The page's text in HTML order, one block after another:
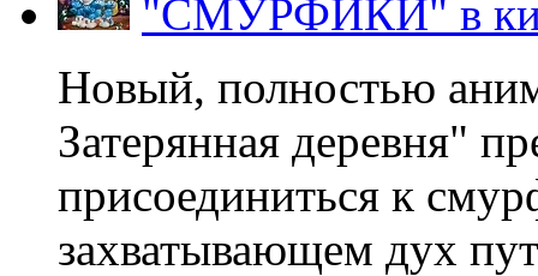
"СМУРФИКИ" в
Новый, полностью
Затерянная деревня"
присоединиться к
захватывающем дух